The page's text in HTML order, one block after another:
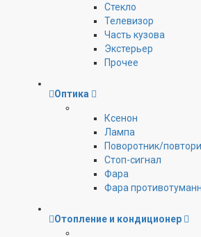
Стекло
Телевизор
Часть кузова
Экстерьер
Прочее
Оптика
Ксенон
Лампа
Поворотник/
Стоп-сигнал
Фара
Фара
Отопление и кондиционер